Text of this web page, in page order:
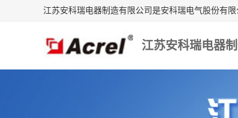
江苏安科瑞电器